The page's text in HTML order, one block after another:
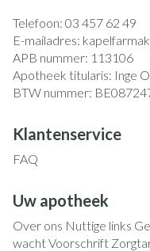
Telefoon: 03 457 62 49
E-mailadres:
APB nummer: 113106
Apotheek titularis: Inge
BTW nummer:
Klantenservice
FAQ
Uw apotheek
Over ons Nuttige links
wachtVoorschrift